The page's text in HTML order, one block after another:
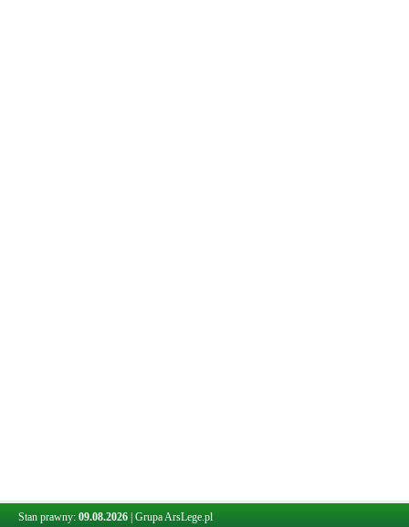
Stan prawny: 09.08.2026 Grupa ArsLege.pl